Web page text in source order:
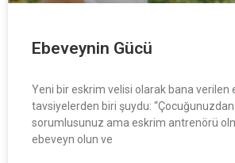
Ebeveynin Gücü
Yeni bir eskrim velisi olarak bana verilen
tavsiyelerden biri şuydu:
sorumlusunuz ama eskrim antrenörü
ebeveyn olun ve